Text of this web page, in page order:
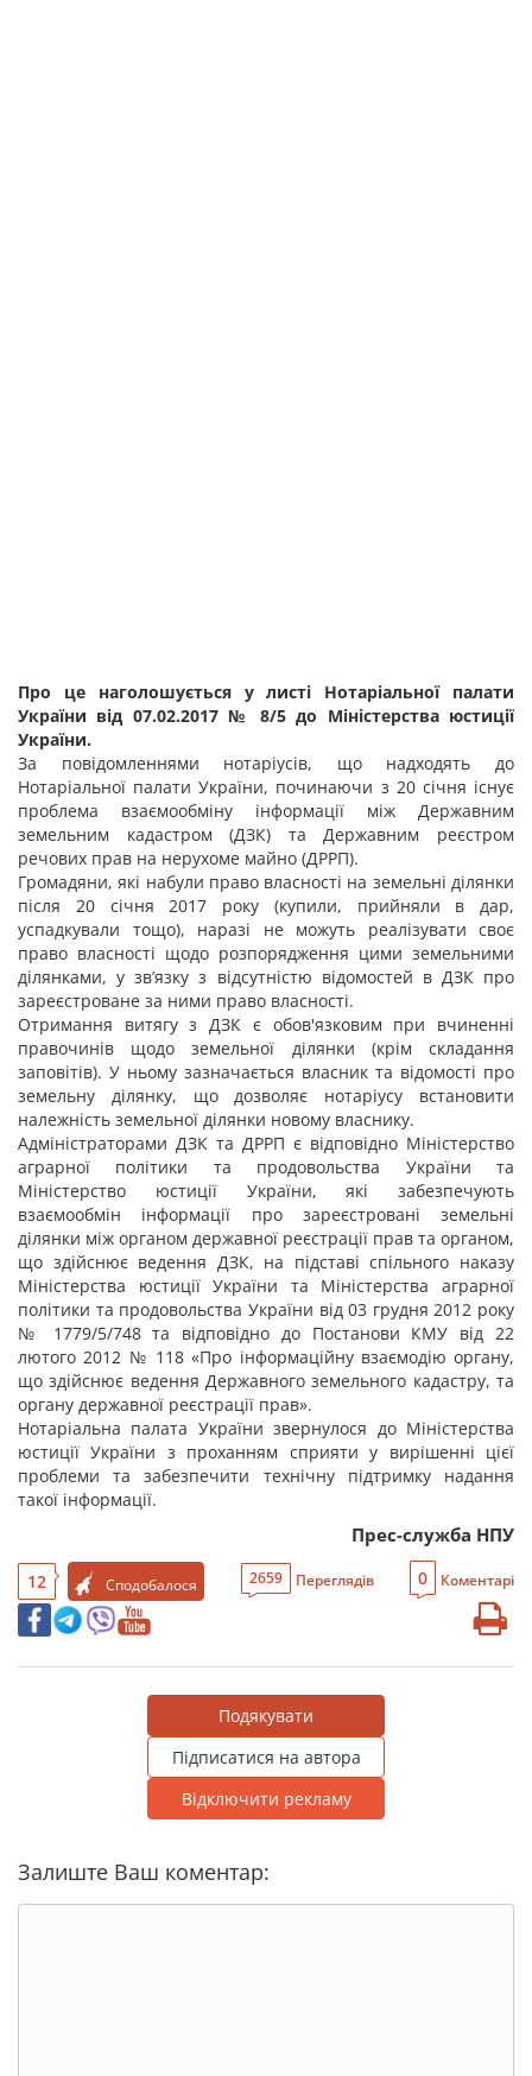
Про це наголошується у листі Нотаріальної палати
України від 07.02.2017 № 8/5 до Міністерства юстиції
України.
За повідомленнями нотаріусів, що надходять до
Нотаріальної палати України, починаючи з 20 січня існує
проблема взаємообміну інформації між Державним
земельним кадастром (ДЗК) та Державним реєстром
речових прав на нерухоме майно (ДРРП).
Громадяни, які набули право власності на земельні ділянки
після 20 січня 2017 року (купили, прийняли в дар,
успадкували тощо), наразі не можуть реалізувати своє
право власності щодо розпорядження цими земельними
ділянками, у зв’язку з відсутністю відомостей в ДЗК про
зареєстроване за ними право власності.
Отримання витягу з ДЗК є обов'язковим при вчиненні
правочинів щодо земельної ділянки (крім складання
заповітів). У ньому зазначається власник та відомості про
земельну ділянку, що дозволяє нотаріусу встановити
належність земельної ділянки новому власнику.
Адміністраторами ДЗК та ДРРП є відповідно Міністерство
аграрної політики та продовольства України та
Міністерство юстиції України, які забезпечують
взаємообмін інформації про зареєстровані земельні
ділянки між органом державної реєстрації прав та органом,
що здійснює ведення ДЗК, на підставі спільного наказу
Міністерства юстиції України та Міністерства аграрної
політики та продовольства України від 03 грудня 2012 року
№ 1779/5/748 та відповідно до Постанови КМУ від 22
лютого 2012 № 118 «Про інформаційну взаємодію органу,
що здійснює ведення Державного земельного кадастру, та
органу державної реєстрації прав».
Нотаріальна палата України звернулося до Міністерства
юстиції України з проханням сприяти у вирішенні цієї
проблеми та забезпечити технічну підтримку надання
такої інформації.
Прес-служба НПУ
12 Сподобалося 2659 Переглядів 0 Коментарі
Подякувати
Підписатися на автора
Відключити рекламу
Залиште Ваш коментар: